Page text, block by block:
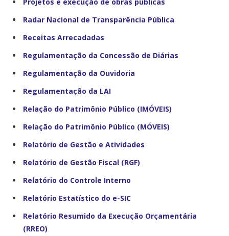
Radar Nacional de Transparência Pública
Receitas Arrecadadas
Regulamentação da Concessão de Diárias
Regulamentação da Ouvidoria
Regulamentação da LAI
Relação do Patrimônio Público (IMÓVEIS)
Relação do Patrimônio Público (MÓVEIS)
Relatório de Gestão e Atividades
Relatório de Gestão Fiscal (RGF)
Relatório do Controle Interno
Relatório Estatístico do e-SIC
Relatório Resumido da Execução Orçamentária
(RREO)